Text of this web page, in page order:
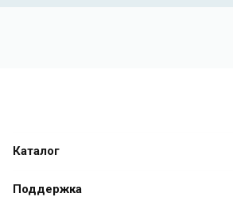
Каталог
Каталог программ
Поддержка